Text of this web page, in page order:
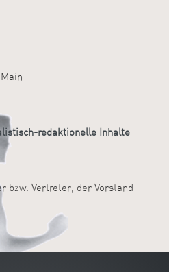
redaktionelle Inhalte
bzw. Vertreter, der Vorstand